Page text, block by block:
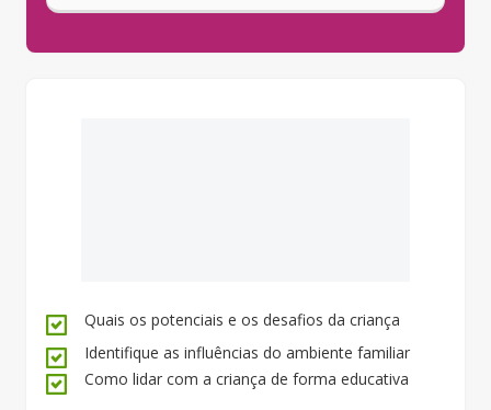
Quais os potenciais e os desafios da criança
Identifique as influências do ambiente familiar
Como lidar com a criança de forma educativa
Cartão de crédito:Entrega imediata
Paypal:Em até 3 horas
Boleto bancário:
2 dias úteis